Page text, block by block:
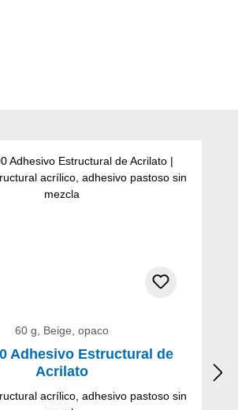
60 g, Beige, opaco
Adhesivo Estructural de
Acrilato
acrílico, adhesivo pastoso sin